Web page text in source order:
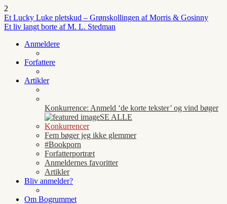
2
Et Lucky Luke pletskud – Grønskollingen af Morris & Gosinny
Et liv langt borte af M. L. Stedman
Anmeldere
Forfattere
Artikler
Konkurrence: Anmeld ‘de korte tekster’ og vind bøger
SE ALLE
Konkurrencer
Fem bøger jeg ikke glemmer
#Bookporn
Forfatterportræt
Anmeldernes favoritter
Artikler
Bliv anmelder?
Om Bogrummet